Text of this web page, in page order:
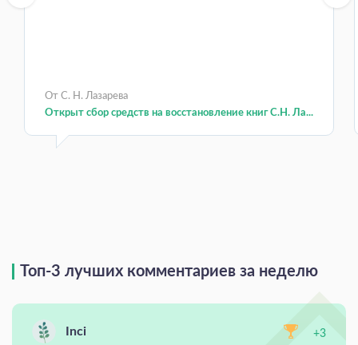
От С. Н. Лазарева
Открыт сбор средств на восстановление книг С.Н. Ла...
Топ-3 лучших комментариев за неделю
Inci +3